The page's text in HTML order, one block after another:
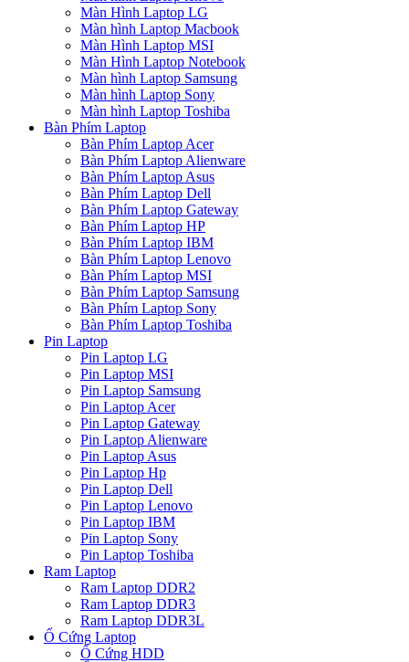
Màn Hình Laptop LG
Màn hình Laptop Macbook
Màn Hình Laptop MSI
Màn Hình Laptop Notebook
Màn hình Laptop Samsung
Màn hình Laptop Sony
Màn hình Laptop Toshiba
Bàn Phím Laptop
Bàn Phím Laptop Acer
Bàn Phím Laptop Alienware
Bàn Phím Laptop Asus
Bàn Phím Laptop Dell
Bàn Phím Laptop Gateway
Bàn Phím Laptop HP
Bàn Phím Laptop IBM
Bàn Phím Laptop Lenovo
Bàn Phím Laptop MSI
Bàn Phím Laptop Samsung
Bàn Phím Laptop Sony
Bàn Phím Laptop Toshiba
Pin Laptop
Pin Laptop LG
Pin Laptop MSI
Pin Laptop Samsung
Pin Laptop Acer
Pin Laptop Gateway
Pin Laptop Alienware
Pin Laptop Asus
Pin Laptop Hp
Pin Laptop Dell
Pin Laptop Lenovo
Pin Laptop IBM
Pin Laptop Sony
Pin Laptop Toshiba
Ram Laptop
Ram Laptop DDR2
Ram Laptop DDR3
Ram Laptop DDR3L
Ổ Cứng Laptop
Ổ Cứng HDD